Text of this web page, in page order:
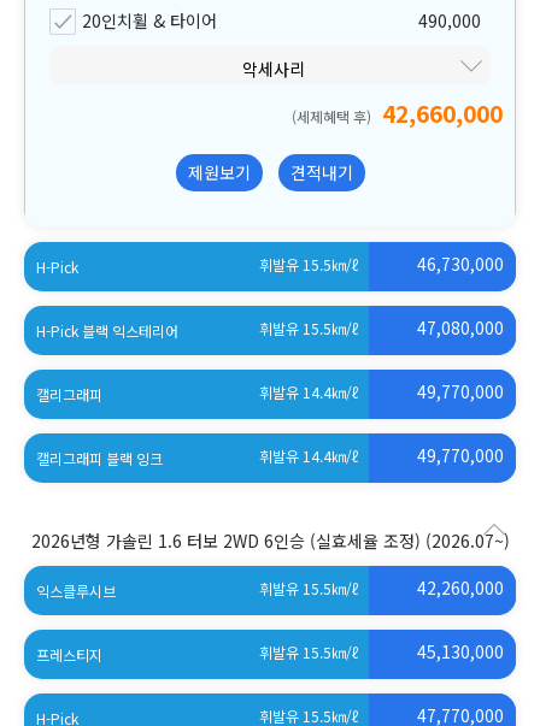
20인치휠 & 타이어
490,000
악세사리
(세제혜택 후) 42,660,000
제원보기 견적내기
H-Pick 휘발유 15.5㎞/ℓ
46,730,000
H-Pick 블랙 익스테리어 휘발유 15.5㎞/ℓ
47,080,000
캘리그래피 휘발유 14.4㎞/ℓ
49,770,000
캘리그래피 블랙 잉크 휘발유 14.4㎞/ℓ
49,770,000
2026년형 가솔린 1.6 터보 2WD 6인승 (실효세율 조정) (2026.07~)
익스클루시브 휘발유 15.5㎞/ℓ
42,260,000
프레스티지 휘발유 15.5㎞/ℓ
45,130,000
H-Pick 휘발유 15.5㎞/ℓ 47,770,000